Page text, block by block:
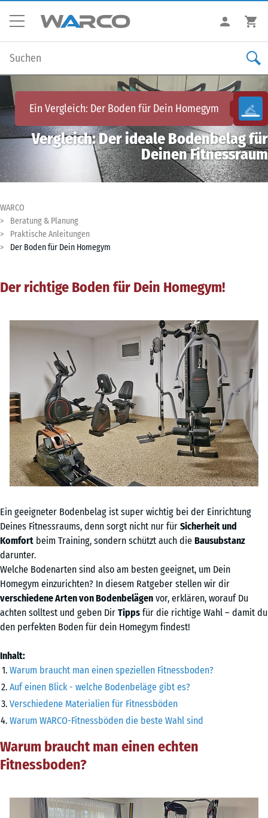
Ein Vergleich: Der Boden für Dein Homegym
Vergleich: Der ideale Bodenbelag für
Deinen Fitnessraum
WARCO
Beratung & Planung
Praktische Anleitungen
Der Boden für Dein Homegym
Der richtige Boden für Dein Homegym!
Ein geeigneter Bodenbelag ist super wichtig bei der Einrichtung
Deines Fitnessraums, denn sorgt nicht nur für Sicherheit und
Komfort beim Training, sondern schützt auch die Bausubstanz
darunter.
Welche Bodenarten sind also am besten geeignet, um Dein
Homegym einzurichten? In diesem Ratgeber stellen wir dir
verschiedene Arten von Bodenbelägen vor, erklären, worauf Du
achten solltest und geben Dir Tipps für die richtige Wahl – damit du
den perfekten Boden für dein Homegym findest!
Inhalt:
Warum braucht man einen speziellen Fitnessboden?
Auf einen Blick - welche Bodenbeläge gibt es?
Verschiedene Materialien für Fitnessböden
Warum WARCO-Fitnessböden die beste Wahl sind
Warum braucht man einen echten
Fitnessboden?